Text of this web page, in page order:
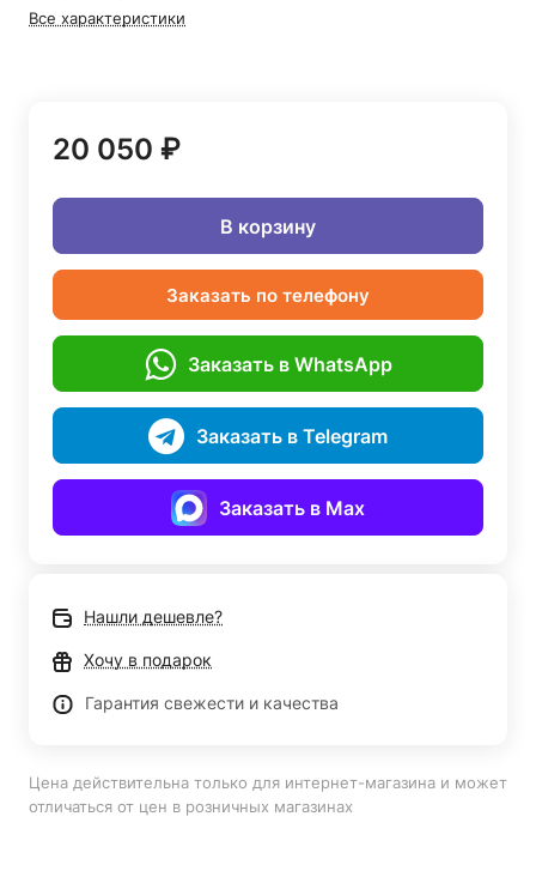
Все характеристики
20 050 ₽
В корзину
Заказать по телефону
Заказать в WhatsApp
Заказать в Telegram
Заказать в Max
Нашли дешевле?
Хочу в подарок
Гарантия свежести и качества
Цена действительна только для интернет-магазина и может
отличаться от цен в розничных магазинах